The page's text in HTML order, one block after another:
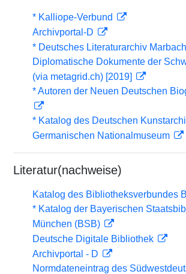
* Kalliope-Verbund
Archivportal-D
* Deutsches Literaturarchiv
Diplomatische Dokumente der
(via metagrid.ch) [2019]
* Autoren der Neuen Deutschen
* Katalog des Deutschen
Germanischen Nationalmuseum
Literatur(nachweise)
Katalog des Bibliotheksverbundes
* Katalog der Bayerischen
München (BSB)
Deutsche Digitale Bibliothek
Archivportal - D
Normdateneintrag des